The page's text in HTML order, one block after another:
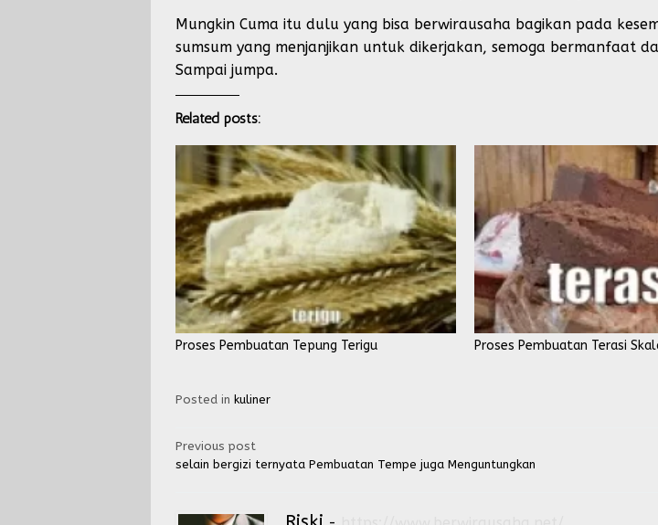
Mungkin Cuma itu dulu yang bisa berwirausaha bagikan pada
sumsum yang menjanjikan untuk dikerjakan, semoga bermanfaat
Sampai jumpa.
Related posts:
Proses Pembuatan Tepung Terigu Proses Pembuatan Terasi
Posted in kuliner
Post
navigation
Previous post
selain bergizi ternyata Pembuatan Tempe juga Menguntungkan